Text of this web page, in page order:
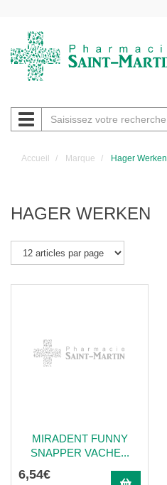
Navigation
Accueil Marque Hager Werken
HAGER WERKEN
MIRADENT FUNNY
SNAPPER VACHE...
6,54€